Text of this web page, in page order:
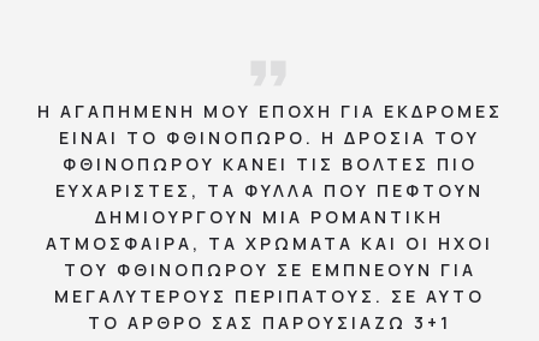
Η ΑΓΑΠΗΜΈΝΗ ΜΟΥ ΕΠΟΧΉ ΓΙΑ ΕΚΔΡΟΜΈΣ
ΕΊΝΑΙ ΤΟ ΦΘΙΝΌΠΩΡΟ. Η ΔΡΟΣΙΆ ΤΟΥ
ΦΘΙΝΟΠΏΡΟΥ ΚΆΝΕΙ ΤΙΣ ΒΌΛΤΕΣ ΠΙΟ
ΕΥΧΆΡΙΣΤΕΣ, ΤΑ ΦΎΛΛΑ ΠΟΥ ΠΈΦΤΟΥΝ
ΔΗΜΙΟΥΡΓΟΎΝ ΜΙΑ ΡΟΜΑΝΤΙΚΉ
ΑΤΜΌΣΦΑΙΡΑ, ΤΑ ΧΡΏΜΑΤΑ ΚΑΙ ΟΙ ΉΧΟΙ
ΤΟΥ ΦΘΙΝΟΠΏΡΟΥ ΣΕ ΕΜΠΝΈΟΥΝ ΓΙΑ
ΜΕΓΑΛΎΤΕΡΟΥΣ ΠΕΡΙΠΆΤΟΥΣ. ΣΕ ΑΥΤΌ
ΤΟ ΆΡΘΡΟ ΣΑΣ ΠΑΡΟΥΣΙΆΖΩ 3+1